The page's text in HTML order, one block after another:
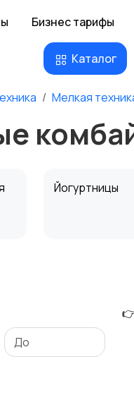
Бизнес тарифы
Каталог
Мелкая
Йогуртницы
Кухонные